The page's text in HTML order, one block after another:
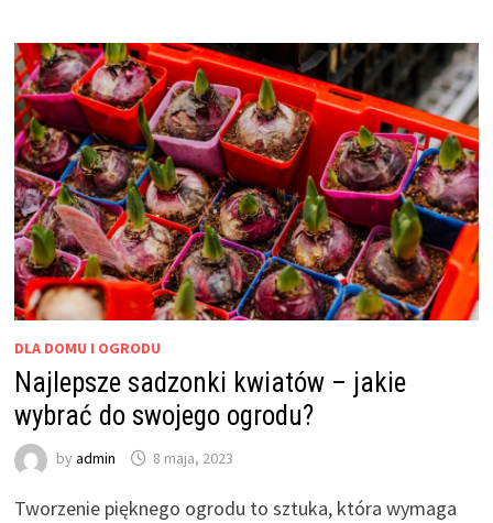
DLA DOMU I OGRODU
Najlepsze sadzonki kwiatów – jakie
wybrać do swojego ogrodu?
by admin 8 maja, 2023
Tworzenie pięknego ogrodu to sztuka, która wymaga